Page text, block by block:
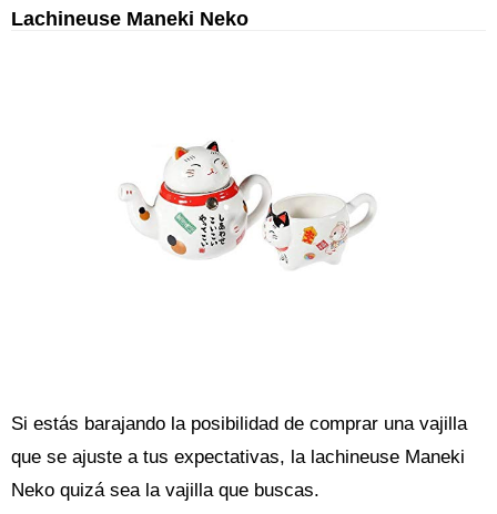
Lachineuse Maneki Neko
Si estás barajando la posibilidad de comprar una vajilla
que se ajuste a tus expectativas, la lachineuse Maneki
Neko quizá sea la vajilla que buscas.